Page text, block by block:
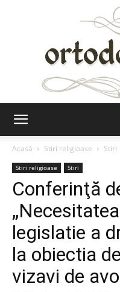
Acasă
Stiri religioase Stiri
Stiri religioase Stiri
Conferinţă
legislatie a
la obiectia
vizavi de